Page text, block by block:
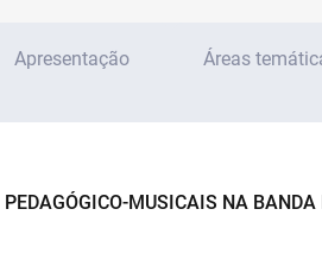
Apresentação Áreas
MUSICAIS NA BANDA